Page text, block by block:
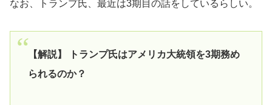
なお、トランプ氏、最近は3期目の話をしているらしい。
【解説】 トランプ氏はアメリカ大統領を3期務め
られるのか？